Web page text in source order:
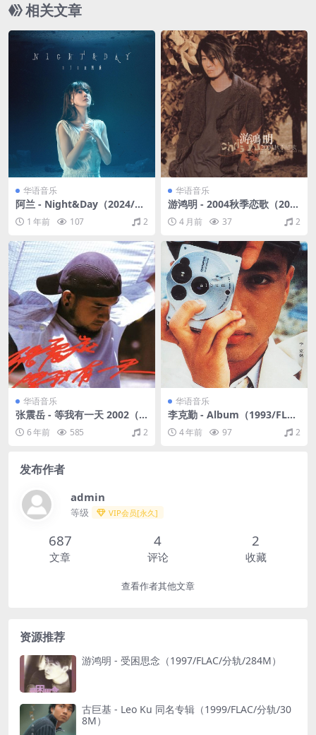
相关文章
华语音乐
阿兰 - Night&Day（2024/FL
AC/EP分轨/55.8M）
1 年前 107 2
华语音乐
游鸿明 - 2004秋季恋歌（200
4/FLAC/分轨/306M）
4 月前 37 2
华语音乐
张震岳 - 等我有一天 2002（F
LAC/分轨336M）
6 年前 585 2
华语音乐
李克勤 - Album（1993/FLA
C/分轨/283M）
4 年前 97 2
发布作者
admin
等级 VIP会员[永久]
687
文章
4
评论
2
收藏
查看作者其他文章
资源推荐
游鸿明 - 受困思念（1997/FLAC/分轨/284M）
古巨基 - Leo Ku 同名专辑（1999/FLAC/分轨/30
8M）